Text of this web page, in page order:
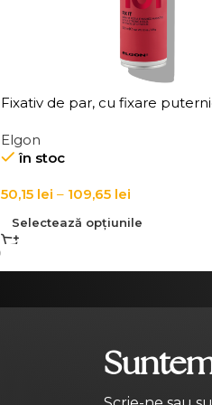
Fixativ de par, cu fixare
Elgon
în stoc
50,15 lei – 109,65 lei
Selectează opțiunile